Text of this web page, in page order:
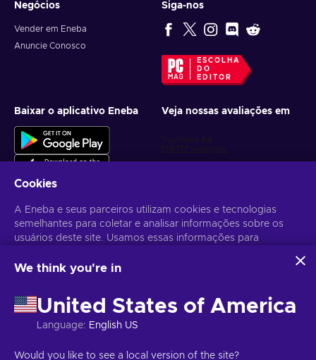
Negócios
Vender em Eneba
Anuncie Conosco
Siga-nos
ESCOLHA
DO
EDITOR
Baixar o aplicativo Eneba Veja nossas avaliações em
Receba ofertas personalizadas de jogos
de Privacidadepara mais informações.
Cookies
A Eneba e seus parceiros utilizam cookies e tecnologias
semelhantes para coletar e analisar informações sobre os
usuários deste site. Usamos essas informações para
Seus dados pessoais também podem ser usados para a
Ao clicar em "Aceitar todos", você concorda com o uso
dessas tecnologias pela Eneba e seus parceiros. Você pode
ajustar seu consentimento clicando em "Personalizar".
dados, consulteSegurança e Privacidade do Google
We think you're in
United States of America
Language: English US
Would you like to see a local version of the site?